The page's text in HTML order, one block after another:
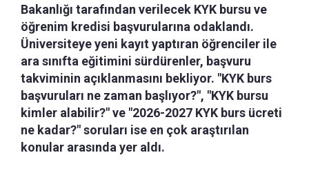
Bakanlığı tarafından verilecek KYK bursu ve
öğrenim kredisi başvurularına odaklandı.
Üniversiteye yeni kayıt yaptıran öğrenciler ile
ara sınıfta eğitimini sürdürenler, başvuru
takviminin açıklanmasını bekliyor. "KYK burs
başvuruları ne zaman başlıyor?", "KYK bursu
kimler alabilir?" ve "2026-2027 KYK burs ücreti
ne kadar?" soruları ise en çok araştırılan
konular arasında yer aldı.